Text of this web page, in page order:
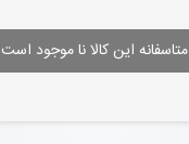
متاسفانه این کالا نا موجود است